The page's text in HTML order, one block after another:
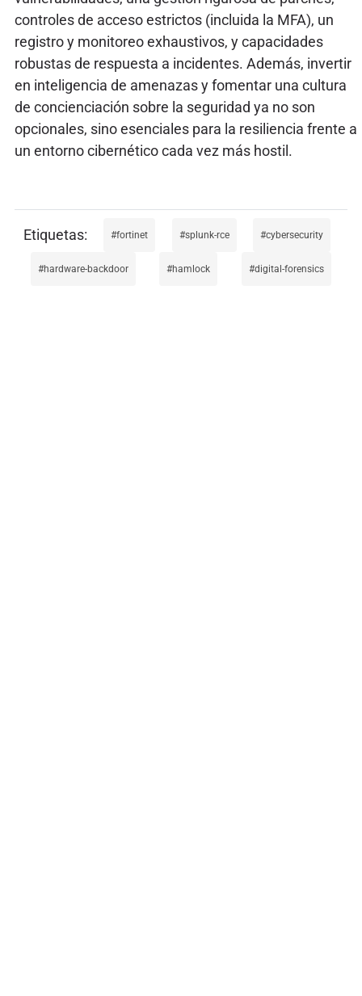
controles de acceso estrictos (incluida la MFA), un
registro y monitoreo exhaustivos, y capacidades
robustas de respuesta a incidentes. Además, invertir
en inteligencia de amenazas y fomentar una cultura
de concienciación sobre la seguridad ya no son
opcionales, sino esenciales para la resiliencia frente a
un entorno cibernético cada vez más hostil.
fortinet splunk-rce cybersecurity
hardware-backdoor hamlock digital-forensics